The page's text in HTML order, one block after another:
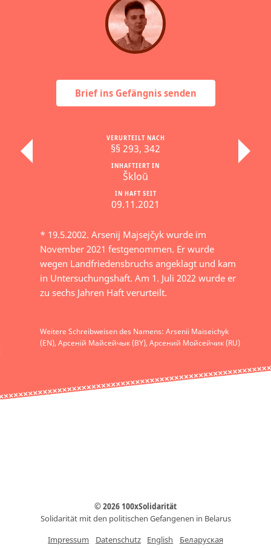
Brief ins Gefängnis senden
IN HAFT SEIT
09.11.2021
INHAFTIERT IN
Škloŭ
VERURTEILT NACH
§§ 293, 342
* 19.5.2002. Arsenij Majsejčyk wurde im
November 2021 festgenommen. Er wurde
wegen Landfriedensbruchs angeklagt und kam
in Untersuchungshaft. Am 1. Juli 2022 wurde er
zu sechs Jahren Haft verurteilt.
Weitere Schreibweisen des Namens: Arsenii Maiseichyk
(EN), Арсеній Майсейчык (BY), Арсений Мойсейчик (RU)
© 2026 100xSolidarität
Solidarität mit den politischen Gefangenen in Belarus
Impressum
Datenschutz English Беларуская